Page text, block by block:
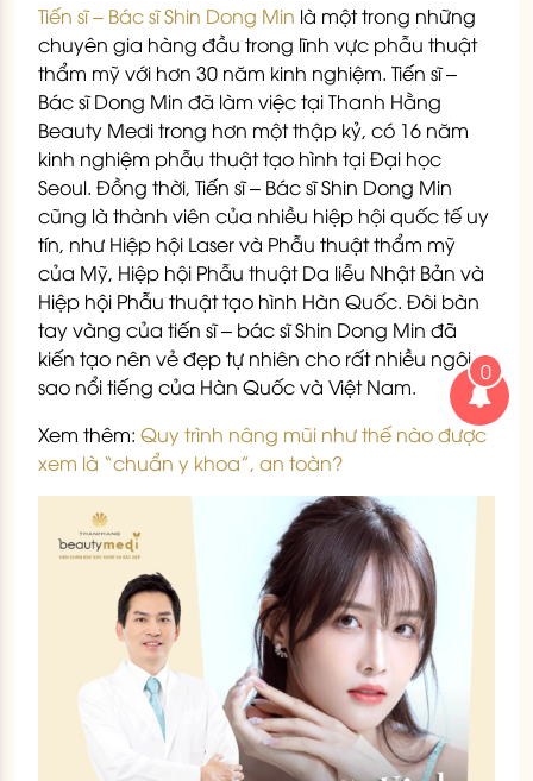
0
Tiến sĩ – Bác sĩ Shin Dong Min là một trong những
chuyên gia hàng đầu trong lĩnh vực phẫu thuật
thẩm mỹ với hơn 30 năm kinh nghiệm. Tiến sĩ –
Bác sĩ Dong Min đã làm việc tại Thanh Hằng
Beauty Medi trong hơn một thập kỷ, có 16 năm
kinh nghiệm phẫu thuật tạo hình tại Đại học
Seoul. Đồng thời, Tiến sĩ – Bác sĩ Shin Dong Min
cũng là thành viên của nhiều hiệp hội quốc tế uy
tín, như Hiệp hội Laser và Phẫu thuật thẩm mỹ
của Mỹ, Hiệp hội Phẫu thuật Da liễu Nhật Bản và
Hiệp hội Phẫu thuật tạo hình Hàn Quốc. Đôi bàn
tay vàng của tiến sĩ – bác sĩ Shin Dong Min đã
kiến tạo nên vẻ đẹp tự nhiên cho rất nhiều ngôi
sao nổi tiếng của Hàn Quốc và Việt Nam.
Xem thêm: Quy trình nâng mũi như thế nào được
xem là “chuẩn y khoa”, an toàn?